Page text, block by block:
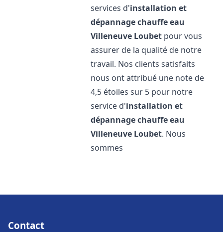
services d'installation et
dépannage chauffe eau
Villeneuve Loubet pour vous
assurer de la qualité de notre
travail. Nos clients satisfaits
nous ont attribué une note de
4,5 étoiles sur 5 pour notre
service d'installation et
dépannage chauffe eau
Villeneuve Loubet. Nous
sommes
Contact